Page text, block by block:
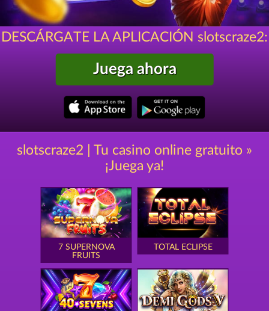
DESCÁRGATE LA APLICACIÓN slotscraze2:
Juega ahora
slotscraze2 | Tu casino online gratuito »
¡Juega ya!
7 SUPERNOVA
FRUITS
TOTAL ECLIPSE